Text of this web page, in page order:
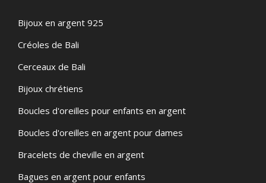
Bijoux en argent 925
Créoles de Bali
Cerceaux de Bali
Bijoux chrétiens
Boucles d'oreilles pour enfants en argent
Boucles d'oreilles en argent pour dames
Bracelets de cheville en argent
Bagues en argent pour enfants